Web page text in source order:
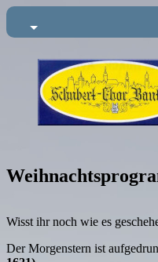
Wisst ihr noch wie es
Der Morgenstern ist